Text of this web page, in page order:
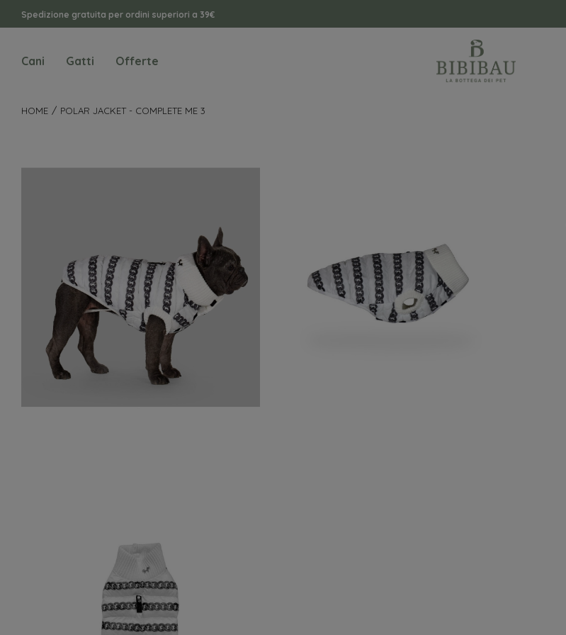
Spedizione gratuita per ordini superiori a 39€
Cani Gatti Offerte
HOME POLAR JACKET - COMPLETE ME 3